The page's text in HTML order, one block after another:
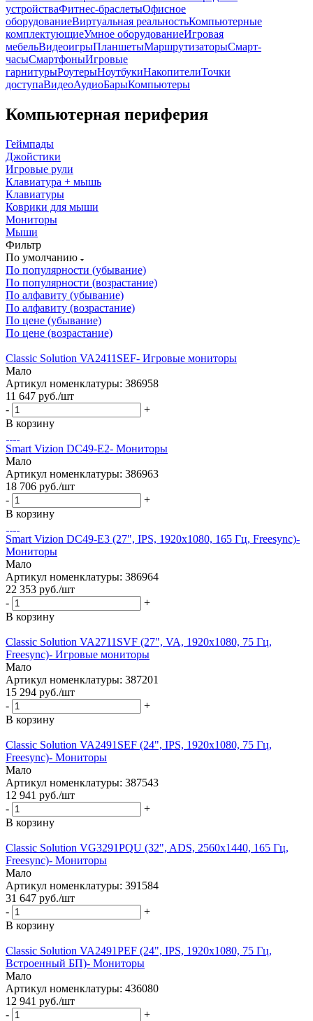
устройстваФитнес-браслетыОфисное
оборудованиеВиртуальная реальностьКомпьютерные
комплектующиеУмное оборудованиеИгровая
мебельВидеоигрыПланшетыМаршрутизаторыСмарт-
часыСмартфоныИгровые
гарнитурыРоутерыНоутбукиНакопителиТочки
доступаВидеоАудиоБарыКомпьютеры
Компьютерная периферия
Геймпады
Джойстики
Игровые рули
Клавиатура + мышь
Клавиатуры
Коврики для мыши
Мониторы
Мыши
Фильтр
По умолчанию
По популярности (убывание)
По популярности (возрастание)
По алфавиту (убывание)
По алфавиту (возрастание)
По цене (убывание)
По цене (возрастание)
Classic Solution VA2411SEF- Игровые мониторы
Мало
Артикул номенклатуры: 386958
11 647 руб./шт
-
+
В корзину
Smart Vizion DC49-E2- Мониторы
Мало
Артикул номенклатуры: 386963
18 706 руб./шт
-
+
В корзину
Smart Vizion DC49-E3 (27", IPS, 1920x1080, 165 Гц, Freesync)-
Мониторы
Мало
Артикул номенклатуры: 386964
22 353 руб./шт
-
+
В корзину
Classic Solution VA2711SVF (27", VA, 1920x1080, 75 Гц,
Freesync)- Игровые мониторы
Мало
Артикул номенклатуры: 387201
15 294 руб./шт
-
+
В корзину
Classic Solution VA2491SEF (24", IPS, 1920x1080, 75 Гц,
Freesync)- Мониторы
Мало
Артикул номенклатуры: 387543
12 941 руб./шт
-
+
В корзину
Classic Solution VG3291PQU (32", ADS, 2560x1440, 165 Гц,
Freesync)- Мониторы
Мало
Артикул номенклатуры: 391584
31 647 руб./шт
-
+
В корзину
Classic Solution VA2491PEF (24", IPS, 1920x1080, 75 Гц,
Встроенный БП)- Мониторы
Мало
Артикул номенклатуры: 436080
12 941 руб./шт
-
+